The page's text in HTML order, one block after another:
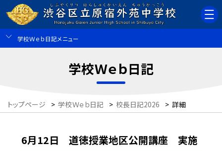
学校Ｗｅｂ日記メニュー
学校Ｗｅｂ日記
トップページ > 学校Ｗｅｂ日記 > 校長日記2026 > 詳細
6月12日 道徳授業地区公開講座 実施